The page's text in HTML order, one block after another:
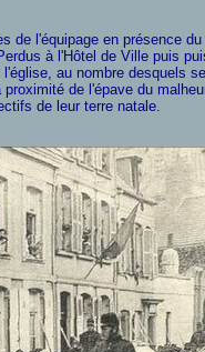
de l'équipage en présence
à l'Hôtel de Ville puis
au nombre desquels
de l'épave du
de leur terre natale.